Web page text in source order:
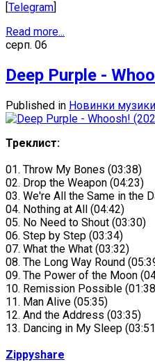
[Telegram]
Read more...
серп. 06
Deep Purple -
Published in Новинки музики
Треклист:
01. Throw My Bones (03:38)
02. Drop the Weapon (04:23)
03. We're All the Same in the
04. Nothing at All (04:42)
05. No Need to Shout (03:30)
06. Step by Step (03:34)
07. What the What (03:32)
08. The Long Way Round
09. The Power of the Moon
10. Remission Possible
11. Man Alive (05:35)
12. And the Address (03:35)
13. Dancing in My Sleep
Zippyshare